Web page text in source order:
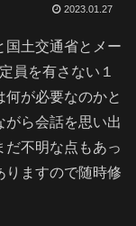
2023.01.27
国土交通省とメー
員を有さない１
何が必要なのかと
ら会話を思い出
だ不明な点もあっ
りますので随時修